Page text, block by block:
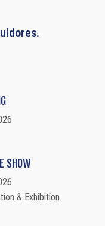
SHOW
& Exhibition